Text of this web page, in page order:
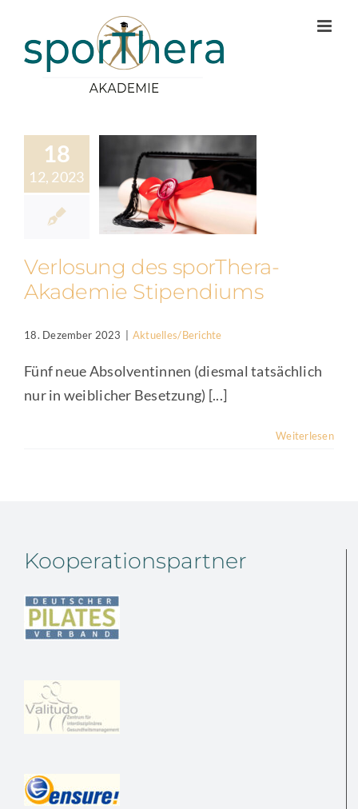
springen
18
12, 2023
Verlosung des sporThera-
Akademie Stipendiums
18. Dezember 2023 | Aktuelles/Berichte
Fünf neue Absolventinnen (diesmal tatsächlich
nur in weiblicher Besetzung) [...]
Weiterlesen
Kooperationspartner